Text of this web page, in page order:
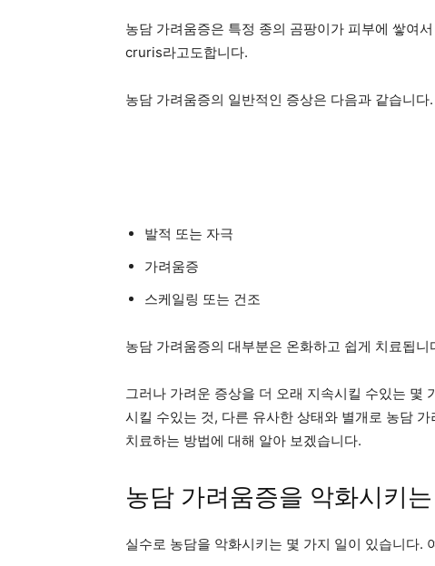
농담 가려움증은 특정 종의 곰팡이가 피부에 쌓여
cruris라고도합니다.
농담 가려움증의 일반적인 증상은 다음과 같습니다.
발적 또는 자극
가려움증
스케일링 또는 건조
농담 가려움증의 대부분은 온화하고 쉽게 치료됩니
그러나 가려운 증상을 더 오래 지속시킬 수있는 몇
시킬 수있는 것, 다른 유사한 상태와 별개로 농담
치료하는 방법에 대해 알아 보겠습니다.
농담 가려움증을 악화시키
실수로 농담을 악화시키는 몇 가지 일이 있습니다.